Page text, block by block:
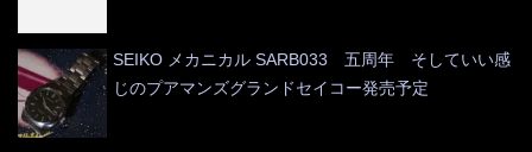
SEIKO メカニカル SARB033 五周年 そしていい感
じのプアマンズグランドセイコー発売予定